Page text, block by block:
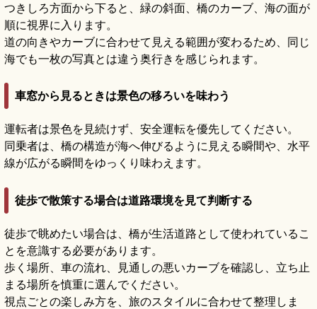
つきしろ方面から下ると、緑の斜面、橋のカーブ、海の面が
順に視界に入ります。
道の向きやカーブに合わせて見える範囲が変わるため、同じ
海でも一枚の写真とは違う奥行きを感じられます。
車窓から見るときは景色の移ろいを味わう
運転者は景色を見続けず、安全運転を優先してください。
同乗者は、橋の構造が海へ伸びるように見える瞬間や、水平
線が広がる瞬間をゆっくり味わえます。
徒歩で散策する場合は道路環境を見て判断する
徒歩で眺めたい場合は、橋が生活道路として使われているこ
とを意識する必要があります。
歩く場所、車の流れ、見通しの悪いカーブを確認し、立ち止
まる場所を慎重に選んでください。
視点ごとの楽しみ方を、旅のスタイルに合わせて整理しま